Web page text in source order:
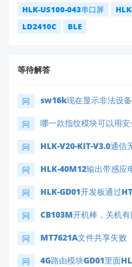
HLK-US100-043串口屏
LD2410C
BLE
等待解答
问 sw16k现在显示非法设备
问 哪一款指纹模块可以用
问 HLK-V20-KIT-V3.0通信
问 HLK-40M12输出带感应
问 HLK-GD01开发板通过
问 CB103M开机棒，关机有
问 MT7621A文件共享失败
问
4G路由模块GD01里面